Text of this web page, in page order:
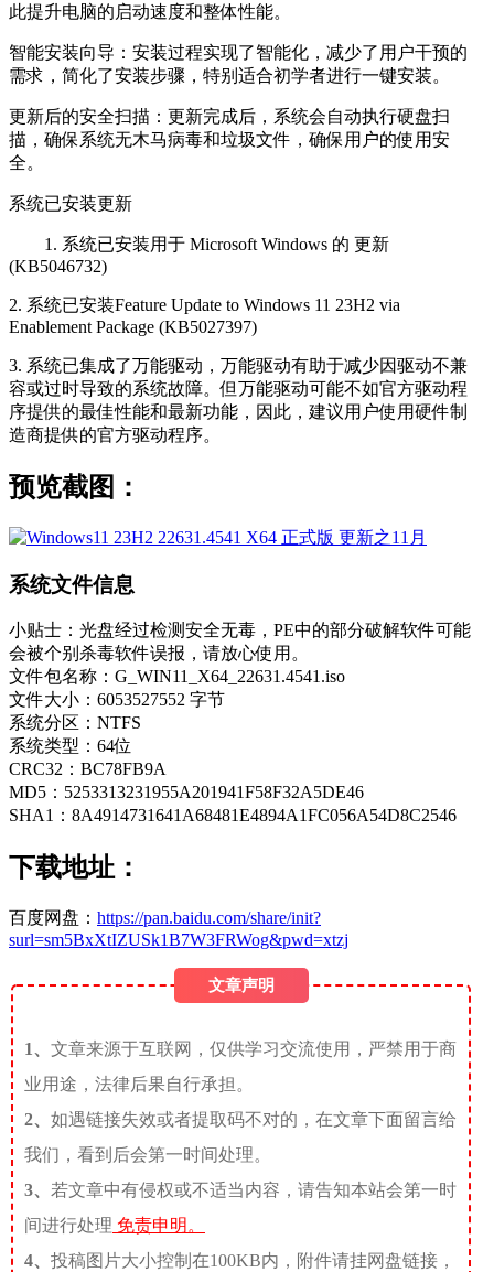
此提升电脑的启动速度和整体性能。
智能安装向导：安装过程实现了智能化，减少了用户干预的
需求，简化了安装步骤，特别适合初学者进行一键安装。
更新后的安全扫描：更新完成后，系统会自动执行硬盘扫
描，确保系统无木马病毒和垃圾文件，确保用户的使用安
全。
系统已安装更新
1. 系统已安装用于 Microsoft Windows 的 更新
(KB5046732)
2. 系统已安装Feature Update to Windows 11 23H2 via
Enablement Package (KB5027397)
3. 系统已集成了万能驱动，万能驱动有助于减少因驱动不兼
容或过时导致的系统故障。但万能驱动可能不如官方驱动程
序提供的最佳性能和最新功能，因此，建议用户使用硬件制
造商提供的官方驱动程序。
预览截图：
系统文件信息
小贴士：光盘经过检测安全无毒，PE中的部分破解软件可能
会被个别杀毒软件误报，请放心使用。
文件包名称：G_WIN11_X64_22631.4541.iso
文件大小：6053527552 字节
系统分区：NTFS
系统类型：64位
CRC32：BC78FB9A
MD5：5253313231955A201941F58F32A5DE46
SHA1：8A4914731641A68481E4894A1FC056A54D8C2546
下载地址：
百度网盘： https://pan.baidu.com/share/init?
surl=sm5BxXtIZUSk1B7W3FRWog&pwd=xtzj
文章声明
1、 文章来源于互联网，仅供学习交流使用，严禁用于商
业用途，法律后果自行承担。
2、 如遇链接失效或者提取码不对的，在文章下面留言给
我们，看到后会第一时间处理。
3、 若文章中有侵权或不适当内容，请告知本站会第一时
间进行处理 免责申明。
4、 投稿图片大小控制在100KB内，附件请挂网盘链接，